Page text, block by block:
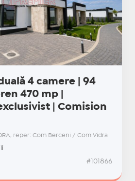
4 camere | 94
470 mp |
| Comision
reper: Com Berceni / Com Vidra
#101866